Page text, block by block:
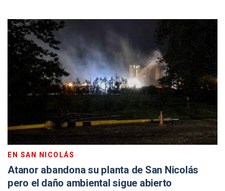
EN SAN NICOLÁS
Atanor abandona su planta de San Nicolás
pero el daño ambiental sigue abierto